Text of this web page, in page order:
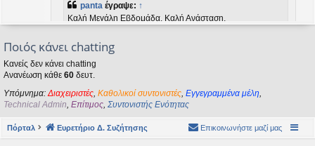
panta έγραψε: ↑
Καλή Μεγάλη Εβδομάδα. Καλή Ανάσταση.
Καλή Ανάσταση σε όλους!
kat_woman•Τετ 08 Απρ 2026, 14:21
pantaέγραψε:↑
Καλή Μεγάλη Εβδομάδα. Καλή Ανάσταση.
Καλή Ανάσταση σε όλους!
Ποιός κάνει chatting
Κανείς δεν κάνει chatting
Ανανέωση κάθε 60 δευτ.
Υπόμνημα: Διαχειριστές Καθολικοί συντονιστές Εγγεγραμμένα μέλη
Technical Admin Επίτιμος Συντονιστής Ενότητας
Πόρταλ Ευρετήριο Δ. Συζήτησης Επικοινωνήστε μαζί μας